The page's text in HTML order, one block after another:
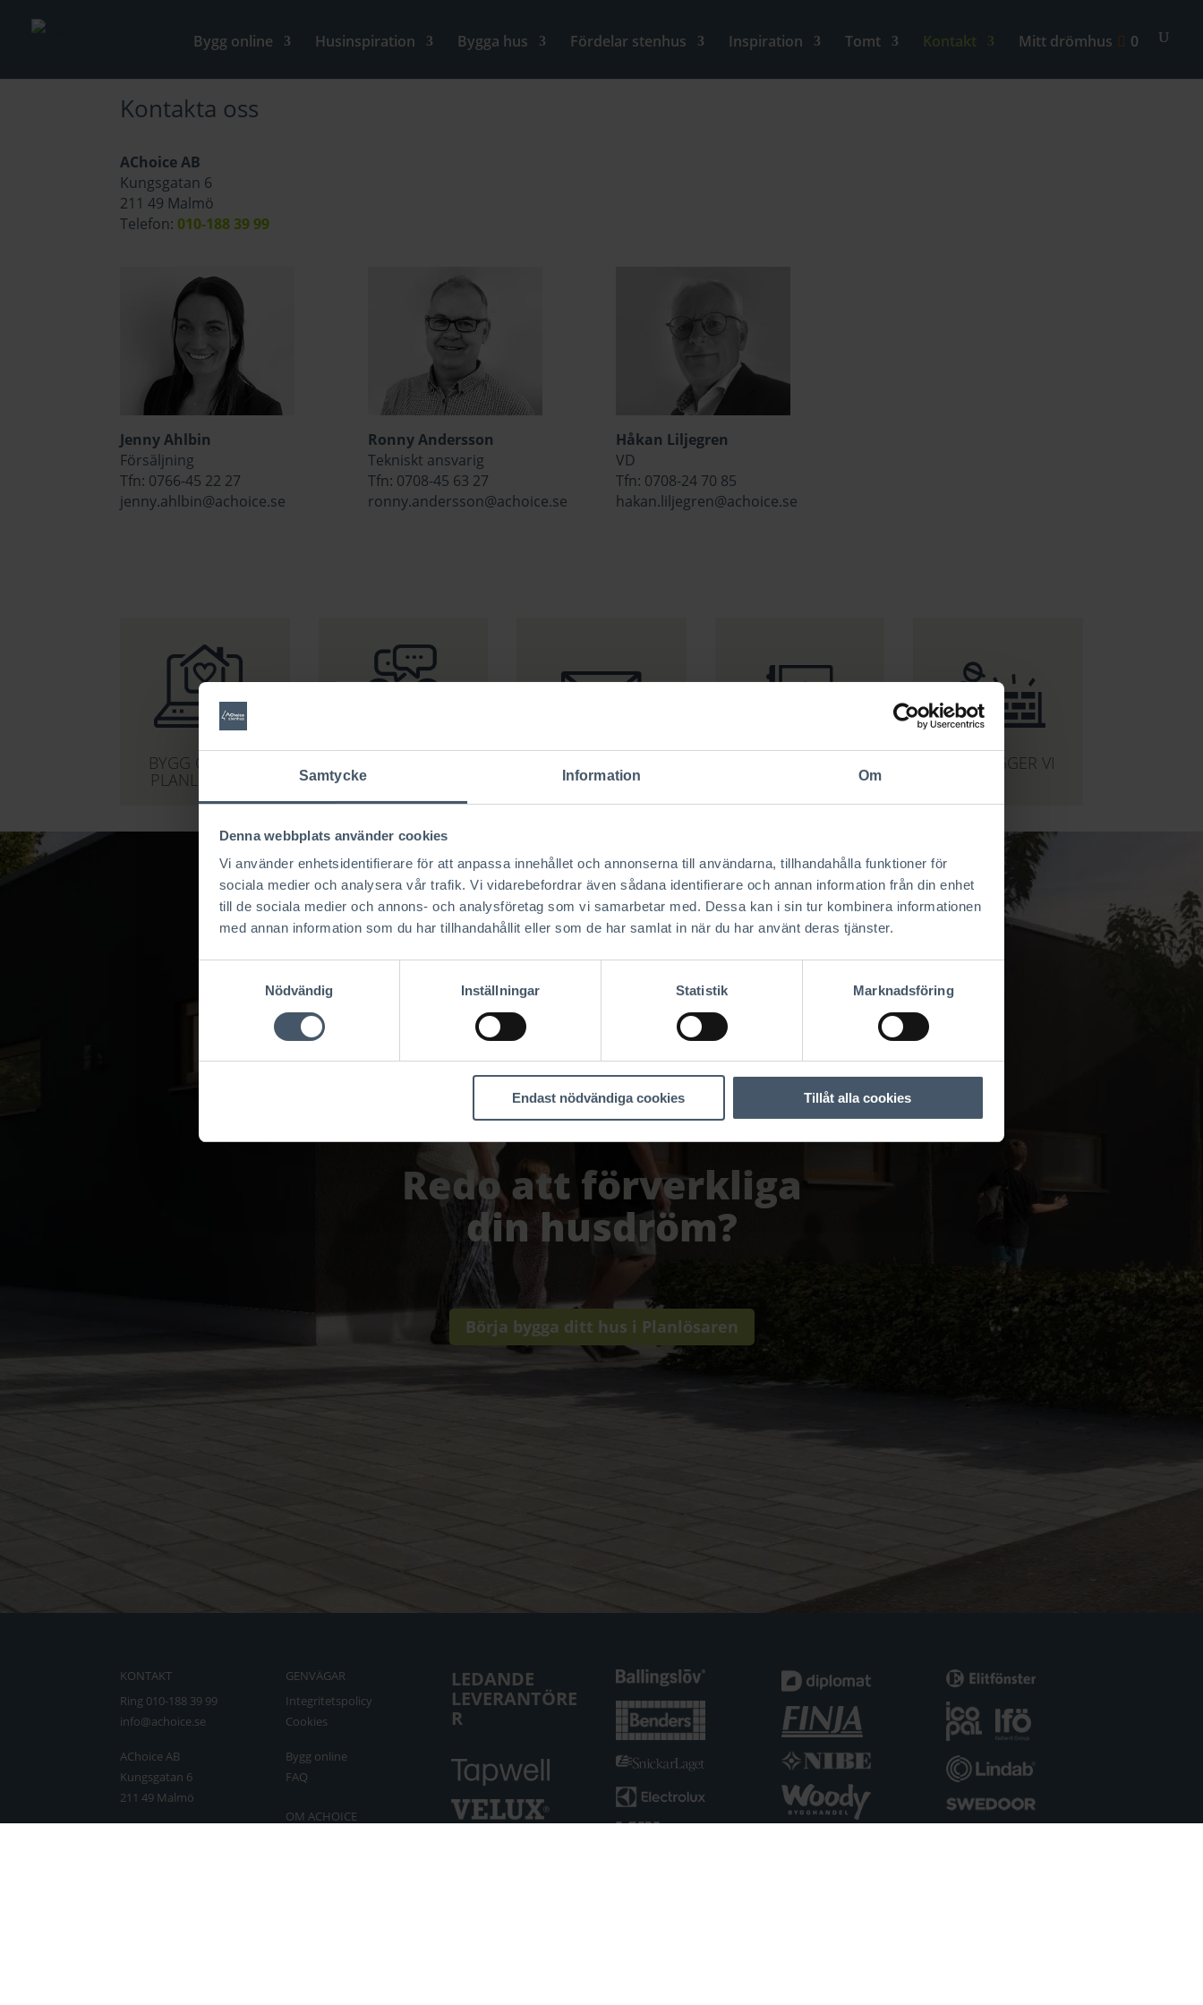
Samtycke Information Om
Denna webbplats använder cookies
Vi använder enhetsidentifierare för att anpassa innehållet och annonserna till användarna, tillhandahålla funktioner för
sociala medier och analysera vår trafik. Vi vidarebefordrar även sådana identifierare och annan information från din enhet
till de sociala medier och annons- och analysföretag som vi samarbetar med. Dessa kan i sin tur kombinera informationen
med annan information som du har tillhandahållit eller som de har samlat in när du har använt deras tjänster.
Nödvändig
Inställningar Statistik Marknadsföring
Endast nödvändiga cookies Tillåt alla cookies
Bygg online Husinspiration Bygga hus Fördelar stenhus Inspiration Tomt Kontakt Mitt drömhus 0
Kontakta oss
AChoice AB
Kungsgatan 6
211 49 Malmö
Telefon: 010-188 39 99
Jenny Ahlbin
Försäljning
Tfn: 0766-45 22 27
jenny.ahlbin@achoice.se
Ronny Andersson
Tekniskt ansvarig
Tfn: 0708-45 63 27
ronny.andersson@achoice.se
Håkan Liljegren
VD
Tfn: 0708-24 70 85
hakan.liljegren@achoice.se
BYGG ONLINE -
PLANLÖSAREN
HÄR BYGGER VI
Redo att förverkliga
din husdröm?
Börja bygga ditt hus i Planlösaren
KONTAKT
Ring 010-188 39 99
info@achoice.se
AChoice AB
Kungsgatan 6
211 49 Malmö
GENVÄGAR
Integritetspolicy
Cookies
Bygg online
FAQ
OM ACHOICE
LEDANDE
LEVERANTÖRE
R